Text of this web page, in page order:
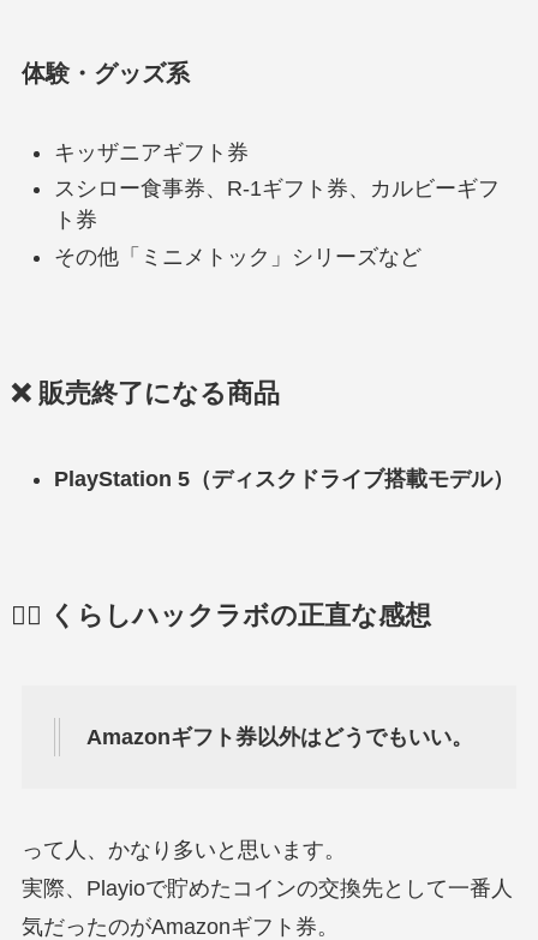
体験・グッズ系
キッザニアギフト券
スシロー食事券、R-1ギフト券、カルビーギフ
ト券
その他「ミニメトック」シリーズなど
❌ 販売終了になる商品
PlayStation 5（ディスクドライブ搭載モデル）
🙋‍♂️ くらしハックラボの正直な感想
Amazonギフト券以外はどうでもいい。
って人、かなり多いと思います。
実際、Playioで貯めたコインの交換先として一番人
気だったのがAmazonギフト券。